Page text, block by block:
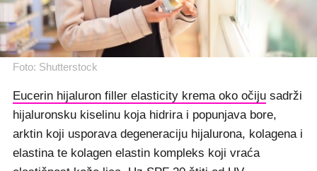
Foto: Shutterstock
Eucerin hijaluron filler elasticity krema oko očiju sadrži
hijaluronsku kiselinu koja hidrira i popunjava bore,
arktin koji usporava degeneraciju hijalurona, kolagena i
elastina te kolagen elastin kompleks koji vraća